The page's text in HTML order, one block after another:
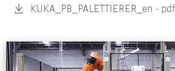
KUKA_PB_PALETTIERER_en -